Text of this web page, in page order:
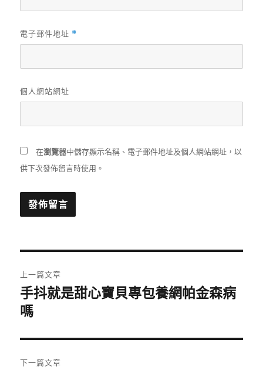
電子郵件地址 *
個人網站網址
在瀏覽器中儲存顯示名稱、電子郵件地址及個人網站網址，以
供下次發佈留言時使用。
章
導
覽
上一篇文章
上
一
文
章:
手抖就是甜心寶貝專包養網帕金森病
嗎
下一篇文章